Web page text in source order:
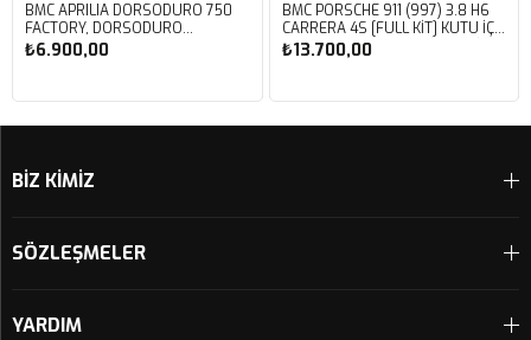
BMC APRILIA DORSODURO 750
FACTORY, DORSODURO
900, SHIVER 750 GT, SHIVER
750 KUTU İÇİ PERFORMANS
₺6.900,00
BMC PORSCHE 911 (997) 3.8 H6
CARRERA 4S [FULL KIT] KUTU İÇİ
PERFORMANS HAVA FİLTRESİ
FB468/20
₺13.700,00
BİZ KİMİZ
SÖZLEŞMELER
YARDIM